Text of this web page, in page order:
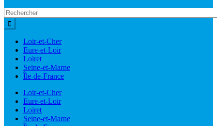
Loir-et-Cher
Eure-et-Loir
Loiret
Seine-et-Marne
Île-de-France
Loir-et-Cher
Eure-et-Loir
Loiret
Seine-et-Marne